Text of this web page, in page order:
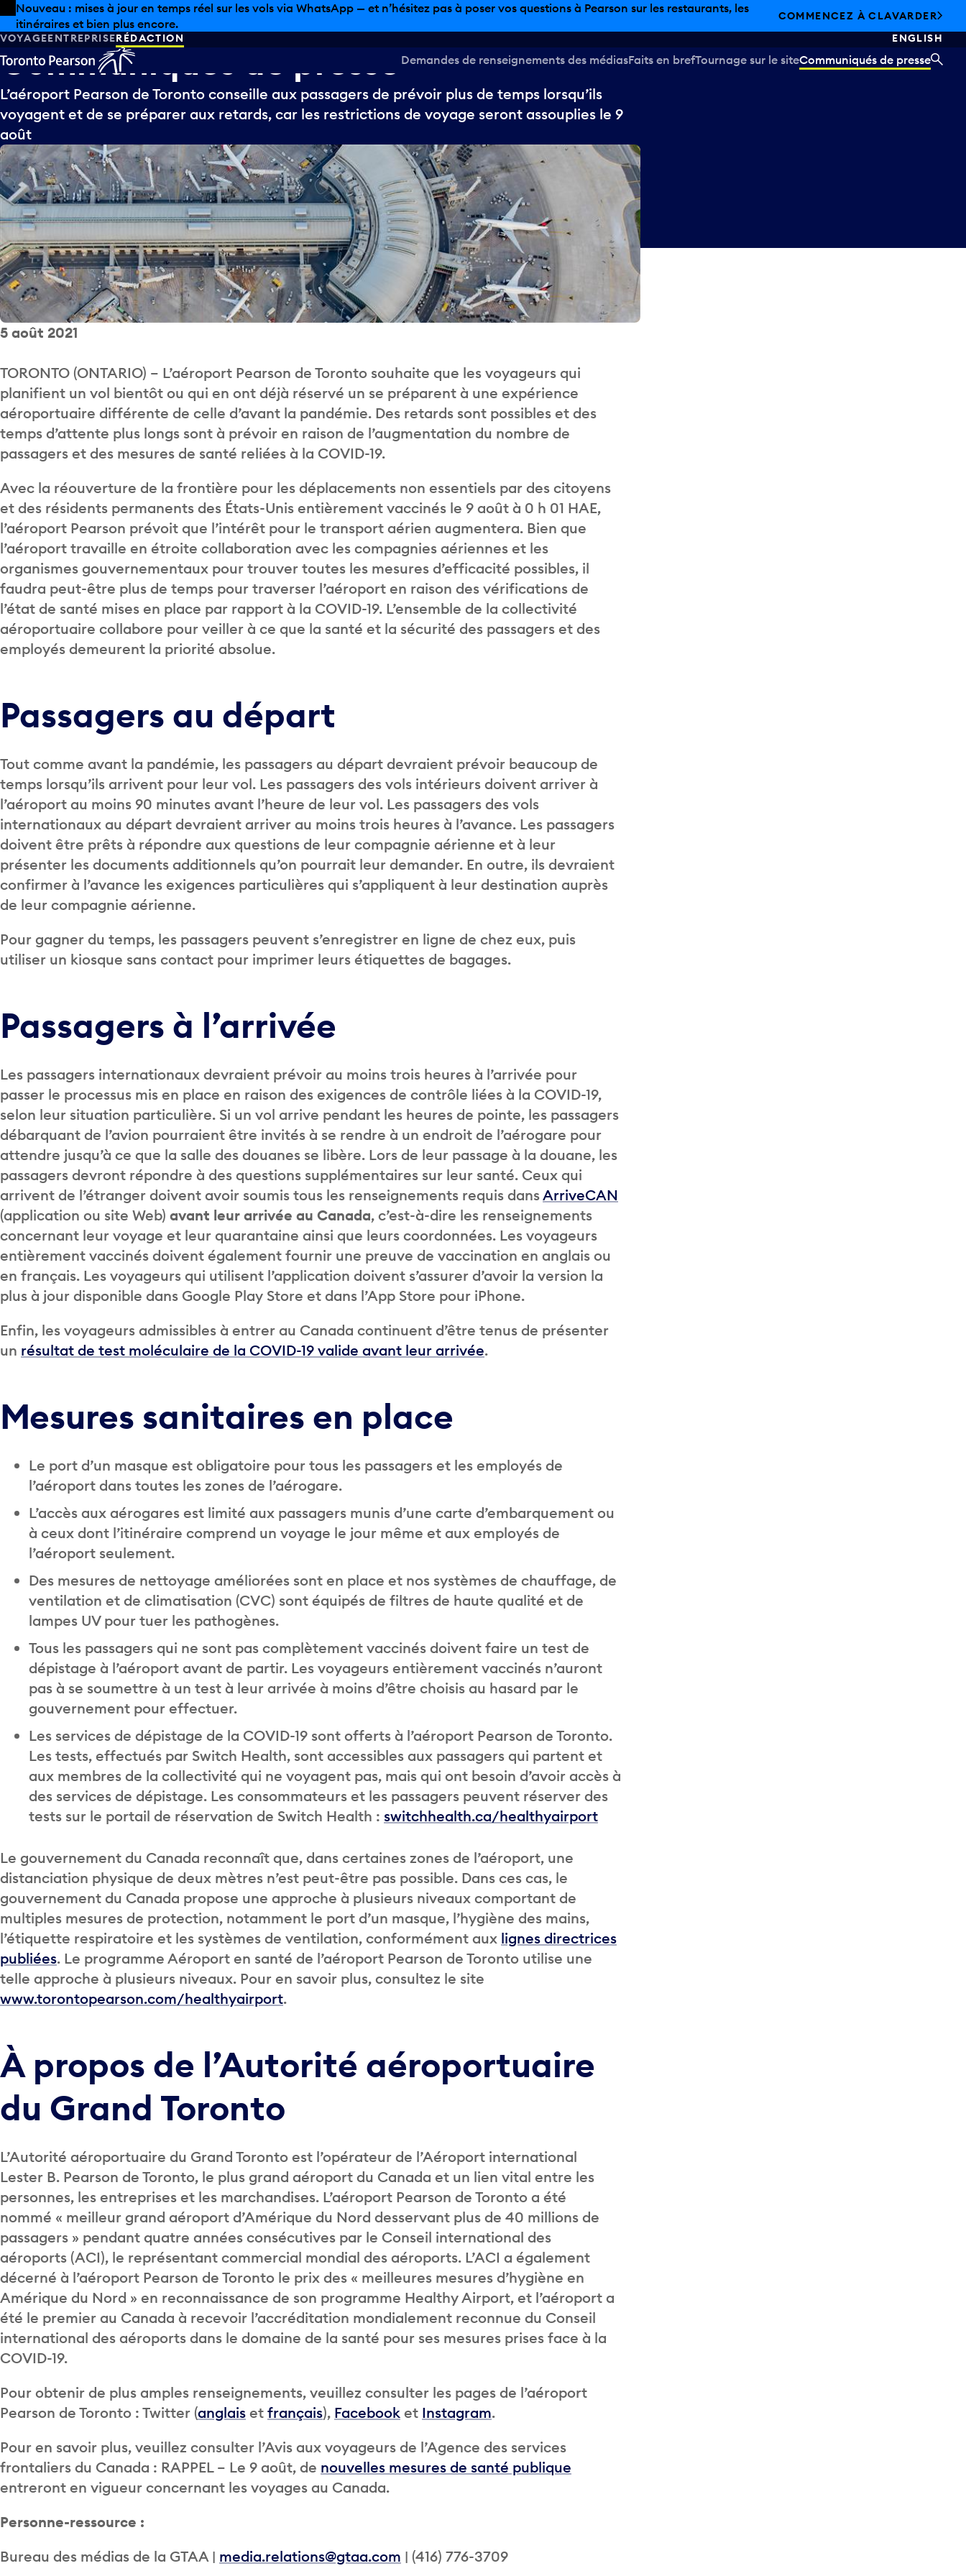
Skip to offers
Passer au contenu principal
Nouveau : mises à jour en temps réel sur les vols via WhatsApp — et n’hésitez pas à poser vos questions à Pearson sur les restaurants, les
itinéraires et bien plus encore.
COMMENCEZ À CLAVARDER
VOYAGEENTREPRISERÉDACTION ENGLISH
Demandes de renseignements des médiasFaits en brefTournage sur le siteCommuniqués de presse
Communiquésdepresse
L’aéroport Pearson de Toronto conseille aux passagers de prévoir plus de temps lorsqu’ils
voyagent et de se préparer aux retards, car les restrictions de voyage seront assouplies le 9
août
5 août 2021
TORONTO (ONTARIO) – L’aéroport Pearson de Toronto souhaite que les voyageurs qui
planifient un vol bientôt ou qui en ont déjà réservé un se préparent à une expérience
aéroportuaire différente de celle d’avant la pandémie. Des retards sont possibles et des
temps d’attente plus longs sont à prévoir en raison de l’augmentation du nombre de
passagers et des mesures de santé reliées à la COVID-19.
Avec la réouverture de la frontière pour les déplacements non essentiels par des citoyens
et des résidents permanents des États-Unis entièrement vaccinés le 9 août à 0 h 01 HAE,
l’aéroport Pearson prévoit que l’intérêt pour le transport aérien augmentera. Bien que
l’aéroport travaille en étroite collaboration avec les compagnies aériennes et les
organismes gouvernementaux pour trouver toutes les mesures d’efficacité possibles, il
faudra peut-être plus de temps pour traverser l’aéroport en raison des vérifications de
l’état de santé mises en place par rapport à la COVID-19. L’ensemble de la collectivité
aéroportuaire collabore pour veiller à ce que la santé et la sécurité des passagers et des
employés demeurent la priorité absolue.
Passagers au départ
Tout comme avant la pandémie, les passagers au départ devraient prévoir beaucoup de
temps lorsqu’ils arrivent pour leur vol. Les passagers des vols intérieurs doivent arriver à
l’aéroport au moins 90 minutes avant l’heure de leur vol. Les passagers des vols
internationaux au départ devraient arriver au moins trois heures à l’avance. Les passagers
doivent être prêts à répondre aux questions de leur compagnie aérienne et à leur
présenter les documents additionnels qu’on pourrait leur demander. En outre, ils devraient
confirmer à l’avance les exigences particulières qui s’appliquent à leur destination auprès
de leur compagnie aérienne.
Pour gagner du temps, les passagers peuvent s’enregistrer en ligne de chez eux, puis
utiliser un kiosque sans contact pour imprimer leurs étiquettes de bagages.
Passagers à l’arrivée
Les passagers internationaux devraient prévoir au moins trois heures à l’arrivée pour
passer le processus mis en place en raison des exigences de contrôle liées à la COVID-19,
selon leur situation particulière. Si un vol arrive pendant les heures de pointe, les passagers
débarquant de l’avion pourraient être invités à se rendre à un endroit de l’aérogare pour
attendre jusqu’à ce que la salle des douanes se libère. Lors de leur passage à la douane, les
passagers devront répondre à des questions supplémentaires sur leur santé. Ceux qui
arrivent de l’étranger doivent avoir soumis tous les renseignements requis dansArriveCAN
(application ou site Web) avant leur arrivée au Canada, c’est-à-dire les renseignements
concernant leur voyage et leur quarantaine ainsi que leurs coordonnées. Les voyageurs
entièrement vaccinés doivent également fournir une preuve de vaccination en anglais ou
en français. Les voyageurs qui utilisent l’application doivent s’assurer d’avoir la version la
plus à jour disponible dans Google Play Store et dans l’App Store pour iPhone.
Enfin, les voyageurs admissibles à entrer au Canada continuent d’être tenus de présenter
un résultat de test moléculaire de la COVID-19 valide avant leur arrivée.
Mesures sanitaires en place
Le port d’un masque est obligatoire pour tous les passagers et les employés de
l’aéroport dans toutes les zones de l’aérogare.
L’accès aux aérogares est limité aux passagers munis d’une carte d’embarquement ou
à ceux dont l’itinéraire comprend un voyage le jour même et aux employés de
l’aéroport seulement.
Des mesures de nettoyage améliorées sont en place et nos systèmes de chauffage, de
ventilation et de climatisation (CVC) sont équipés de filtres de haute qualité et de
lampes UV pour tuer les pathogènes.
Tous les passagers qui ne sont pas complètement vaccinés doivent faire un test de
dépistage à l’aéroport avant de partir. Les voyageurs entièrement vaccinés n’auront
pas à se soumettre à un test à leur arrivée à moins d’être choisis au hasard par le
gouvernement pour effectuer.
Les services de dépistage de la COVID-19 sont offerts à l’aéroport Pearson de Toronto.
Les tests, effectués par Switch Health, sont accessibles aux passagers qui partent et
aux membres de la collectivité qui ne voyagent pas, mais qui ont besoin d’avoir accès à
des services de dépistage. Les consommateurs et les passagers peuvent réserver des
tests sur le portail de réservation de Switch Health : switchhealth.ca/healthyairport
Le gouvernement du Canada reconnaît que, dans certaines zones de l’aéroport, une
distanciation physique de deux mètres n’est peut-être pas possible. Dans ces cas, le
gouvernement du Canada propose une approche à plusieurs niveaux comportant de
multiples mesures de protection, notamment le port d’un masque, l’hygiène des mains,
l’étiquette respiratoire et les systèmes de ventilation, conformément aux lignes directrices
publiées. Le programme Aéroport en santé de l’aéroport Pearson de Toronto utilise une
telle approche à plusieurs niveaux. Pour en savoir plus, consultez le site
www.torontopearson.com/healthyairport.
À propos de l’Autorité aéroportuaire
du Grand Toronto
L’Autorité aéroportuaire du Grand Toronto est l’opérateur de l’Aéroport international
Lester B. Pearson de Toronto, le plus grand aéroport du Canada et un lien vital entre les
personnes, les entreprises et les marchandises. L’aéroport Pearson de Toronto a été
nommé « meilleur grand aéroport d’Amérique du Nord desservant plus de 40 millions de
passagers » pendant quatre années consécutives par le Conseil international des
aéroports (ACI), le représentant commercial mondial des aéroports. L’ACI a également
décerné à l’aéroport Pearson de Toronto le prix des « meilleures mesures d’hygiène en
Amérique du Nord » en reconnaissance de son programme Healthy Airport, et l’aéroport a
été le premier au Canada à recevoir l’accréditation mondialement reconnue du Conseil
international des aéroports dans le domaine de la santé pour ses mesures prises face à la
COVID-19.
Pour obtenir de plus amples renseignements, veuillez consulter les pages de l’aéroport
Pearson de Toronto : Twitter (anglais et français), Facebook et Instagram.
Pour en savoir plus, veuillez consulter l’Avis aux voyageurs de l’Agence des services
frontaliers du Canada : RAPPEL – Le 9 août, de nouvelles mesures de santé publique
entreront en vigueur concernant les voyages au Canada.
Personne-ressource :
Bureau des médias de la GTAA | media.relations@gtaa.com | (416) 776-3709